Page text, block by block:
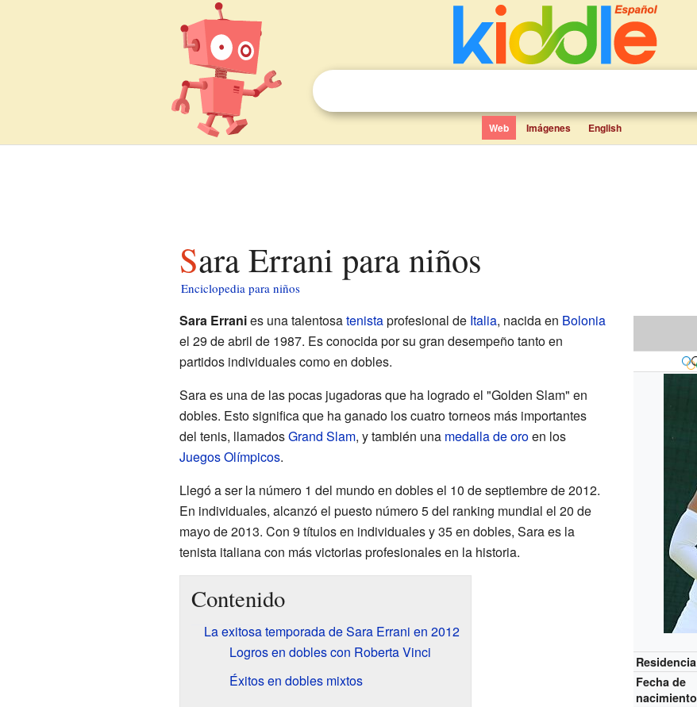
Web Imágenes English
Sara Errani para niños
Enciclopedia para niños
Residencia
Fecha de
nacimiento
Sara Erranies una talentosatenistaprofesional de Italia, nacida en Bolonia
el 29 de abril de 1987. Es conocida por su gran desempeño tanto en
partidos individuales como en dobles.
Sara es una de las pocas jugadoras que ha logrado el "Golden Slam" en
dobles. Esto significa que ha ganado los cuatro torneos más importantes
del tenis, llamadosGrand Slam, y también una medalla de oroen los
Juegos Olímpicos.
Llegó a ser la número 1 del mundo en dobles el 10 de septiembre de 2012.
En individuales, alcanzó el puesto número 5 del ranking mundial el 20 de
mayo de 2013. Con 9 títulos en individuales y 35 en dobles, Sara es la
tenista italiana con más victorias profesionales en la historia.
Contenido
La exitosa temporada de Sara Errani en 2012
Logros en dobles con Roberta Vinci
Éxitos en dobles mixtos